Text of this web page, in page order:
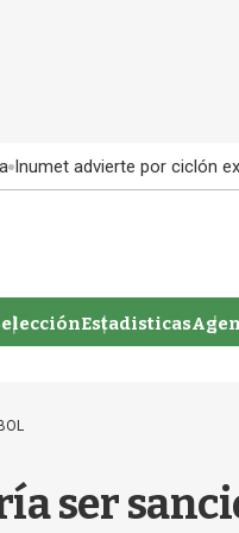
Inumet advierte por ciclón
Estadisticas
ser